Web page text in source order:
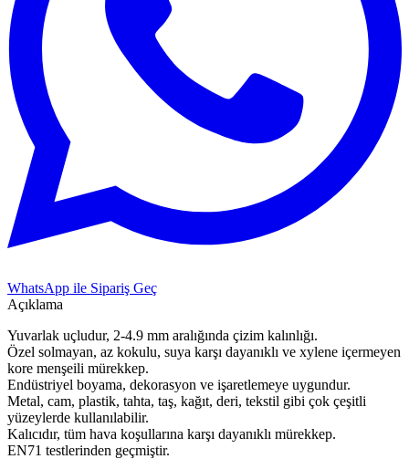
WhatsApp ile Sipariş Geç
Açıklama
Yuvarlak uçludur, 2-4.9 mm aralığında çizim kalınlığı.
Özel solmayan, az kokulu, suya karşı dayanıklı ve xylene içermeyen
kore menşeili mürekkep.
Endüstriyel boyama, dekorasyon ve işaretlemeye uygundur.
Metal, cam, plastik, tahta, taş, kağıt, deri, tekstil gibi çok çeşitli
yüzeylerde kullanılabilir.
Kalıcıdır, tüm hava koşullarına karşı dayanıklı mürekkep.
EN71 testlerinden geçmiştir.